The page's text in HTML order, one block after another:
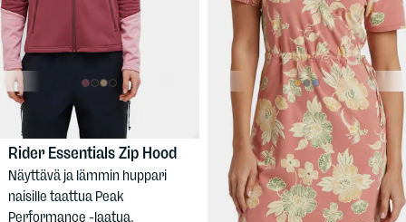
PEAK
PERFORMANCE
Women's
Rider Essentials Zip Hood
Näyttävä ja lämmin huppari
naisille taattua Peak
Performance -laatua.
69,90 €
SHERPA
Women's Neha Faux Wrap
Dress
Upea ja mukava mekko kesän
rientoihin.